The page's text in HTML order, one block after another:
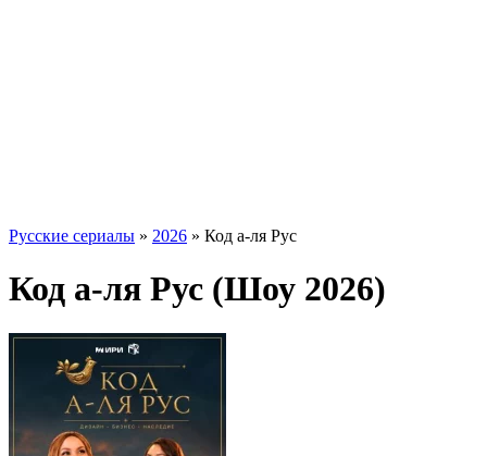
Русские сериалы » 2026 » Код а‑ля Рус
Код а‑ля Рус (Шоу 2026)